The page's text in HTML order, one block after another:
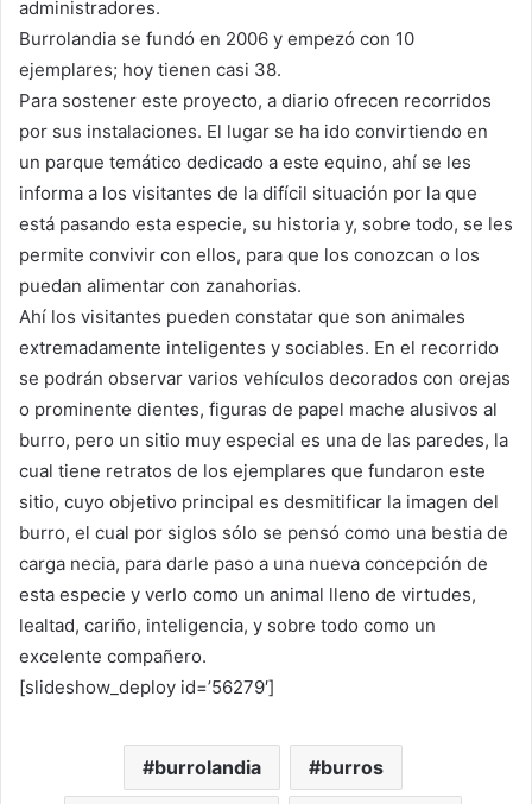
administradores.
Burrolandia se fundó en 2006 y empezó con 10
ejemplares; hoy tienen casi 38.
Para sostener este proyecto, a diario ofrecen recorridos
por sus instalaciones. El lugar se ha ido convirtiendo en
un parque temático dedicado a este equino, ahí se les
informa a los visitantes de la difícil situación por la que
está pasando esta especie, su historia y, sobre todo, se les
permite convivir con ellos, para que los conozcan o los
puedan alimentar con zanahorias.
Ahí los visitantes pueden constatar que son animales
extremadamente inteligentes y sociables. En el recorrido
se podrán observar varios vehículos decorados con orejas
o prominente dientes, figuras de papel mache alusivos al
burro, pero un sitio muy especial es una de las paredes, la
cual tiene retratos de los ejemplares que fundaron este
sitio, cuyo objetivo principal es desmitificar la imagen del
burro, el cual por siglos sólo se pensó como una bestia de
carga necia, para darle paso a una nueva concepción de
esta especie y verlo como un animal lleno de virtudes,
lealtad, cariño, inteligencia, y sobre todo como un
excelente compañero.
[slideshow_deploy id=’56279′]
burrolandia burros